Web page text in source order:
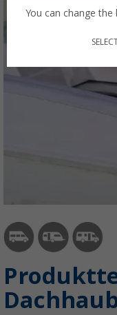
You can change